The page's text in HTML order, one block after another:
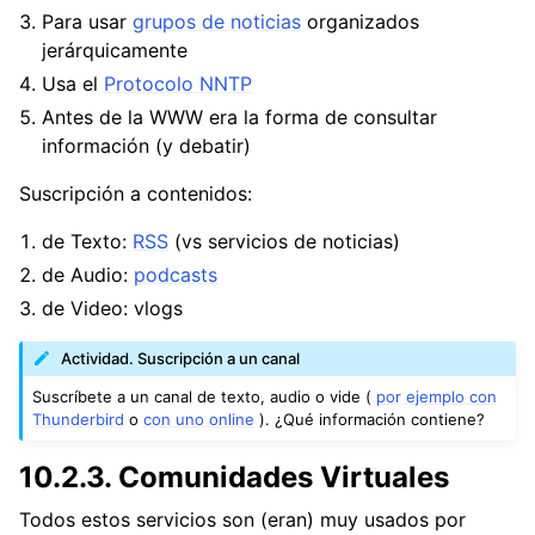
navigation of Temas y Ejercicios Repaso
navigation of Ejercicios y Prácticas de Sistemas
navigation of Ejercicios y Prácticas de Redes
navigation of Ejercicios y Prácticas de Servicios
navigation of Ejercicios y Prácticas de Programación
navigation of Ejercicios de Bases de Datos
navigation of Ideas de Proyectos Fin de Ciclo (PFC)
Para usargrupos de noticias organizados
jerárquicamente
Usa el Protocolo NNTP
Antes de la WWW era la forma de consultar
información (y debatir)
Suscripción a contenidos:
de Texto: RSS (vs servicios de noticias)
de Audio: podcasts
de Video: vlogs
Actividad. Suscripción a un canal
Suscríbete a un canal de texto, audio o vide ( por ejemplo con
Thunderbird ocon uno online ). ¿Qué información contiene?
10.2.3. Comunidades Virtuales
Todos estos servicios son (eran) muy usados por